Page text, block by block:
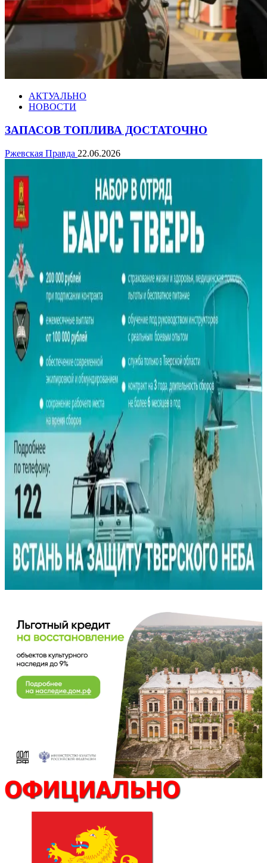
АКТУАЛЬНО
НОВОСТИ
ЗАПАСОВ ТОПЛИВА ДОСТАТОЧНО
Ржевская Правда 22.06.2026